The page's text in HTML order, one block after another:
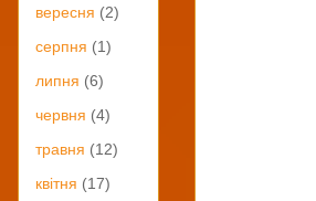
вересня (2)
серпня (1)
липня (6)
червня (4)
травня (12)
квітня (17)